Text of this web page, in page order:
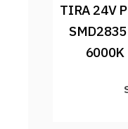
TIRA 24V
6000K